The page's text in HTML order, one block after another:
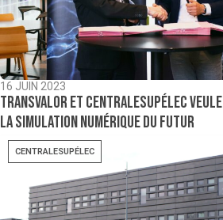
16 JUIN 2023
Transvalor et CentraleSupélec
la simulation numérique du futur
CENTRALESUPÉLEC